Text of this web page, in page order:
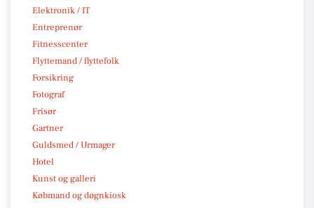
Elektronik / IT
Entreprenør
Fitnesscenter
Flyttemand / flyttefolk
Forsikring
Fotograf
Frisør
Gartner
Guldsmed / Urmager
Hotel
Kunst og galleri
Købmand og døgnkiosk